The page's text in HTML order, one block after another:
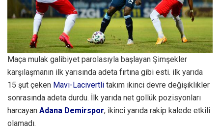
Maça mulak galibiyet parolasıyla başlayan Şimşekler
karşılaşmanın ilk yarısında adeta fırtına gibi esti. ilk yarıda
15 şut çeken Mavi-Lacivertli takım ikinci devre değişiklikler
sonrasında adeta durdu. İlk yarıda net gollük pozisyonları
harcayan Adana Demirspor, ikinci yarıda rakip kalede etkili
olamadı.